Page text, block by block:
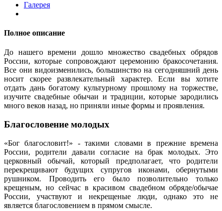
Галерея
Полное описание
До нашего времени дошло множество свадебных обрядов
России, которые сопровождают церемонию бракосочетания.
Все они видоизменились, большинство на сегодняшний день
носит скорее развлекательный характер. Если вы хотите
отдать дань богатому культурному прошлому на торжестве,
изучите свадебные обычаи и традиции, которые зародились
много веков назад, но приняли иные формы и проявления.
Благословение молодых
«Бог благословит!» - такими словами в прежние времена
России, родители давали согласие на брак молодых. Это
церковный обычай, который предполагает, что родители
перекрещивают будущих супругов иконами, обернутыми
рушником. Проводить его было позволительно только
крещеным, но сейчас в красивом свадебном обряде/обычае
России, участвуют и некрещеные люди, однако это не
является благословением в прямом смысле.